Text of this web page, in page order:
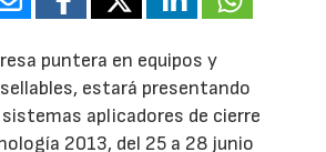
puntera en equipos y
estará presentando
aplicadores de cierre
2013, del 25 a 28 junio